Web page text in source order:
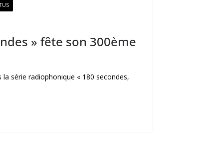
» fête son 300ème
la série radiophonique « 180 secondes,